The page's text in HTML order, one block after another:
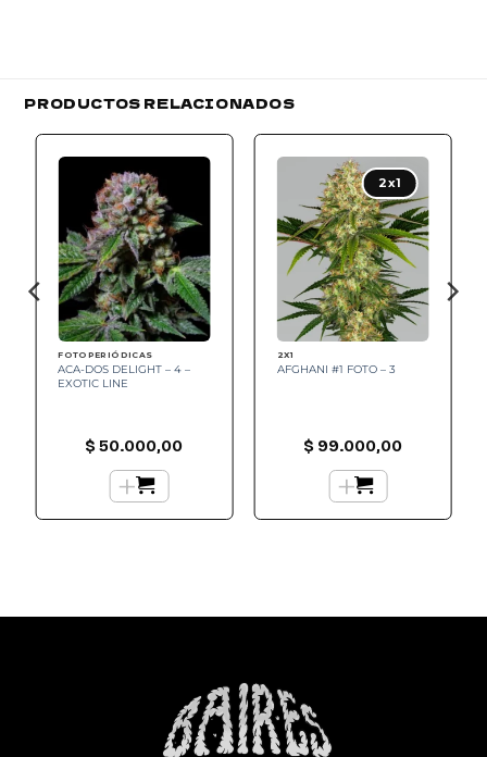
PRODUCTOS RELACIONADOS
FOTOPERIÓDICAS
ACA-DOS DELIGHT – 4 –
EXOTIC LINE
$50.000,00
+
2x1
wishlist
2X1
AFGHANI #1 FOTO – 3
$ 99.000,00
+